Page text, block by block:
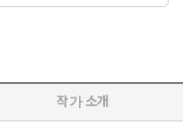
필요가 없고 무언가 좀 더
. 그래서 복음이란 일련의
어가게 하는 관문 정도로
이 아니라 전부이며, 평생에
작가 소개